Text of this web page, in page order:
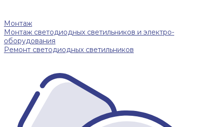
Монтаж
Монтаж светодиодных светильников и электро-
оборудования
Ремонт светодиодных светильников